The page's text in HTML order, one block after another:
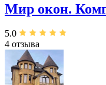
Мир окон.
5.0
4 отзыва